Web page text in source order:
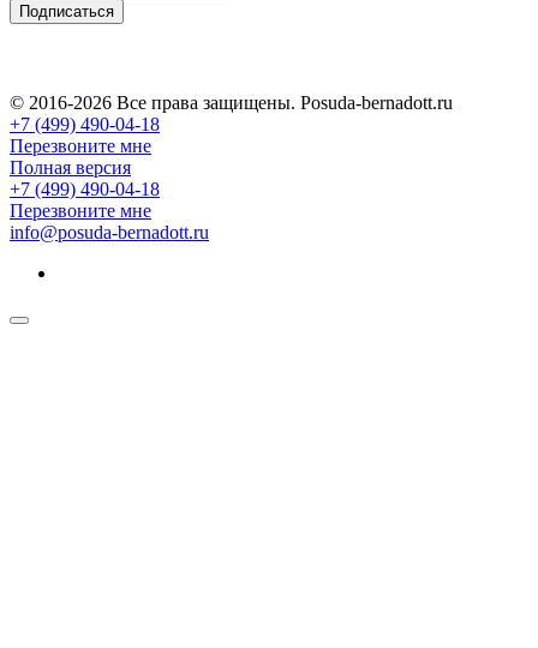
Подписаться
© 2016-2026 Все права защищены. Posuda-bernadott.ru
+7 (499) 490-04-18
Перезвоните мне
Полная версия
+7 (499) 490-04-18
Перезвоните мне
info@posuda-bernadott.ru